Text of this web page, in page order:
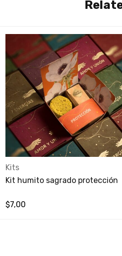
Kits
Kit humito sagrado protección
$7,00